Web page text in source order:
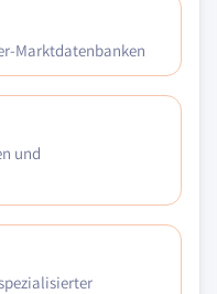
Marktdatenbanken
und